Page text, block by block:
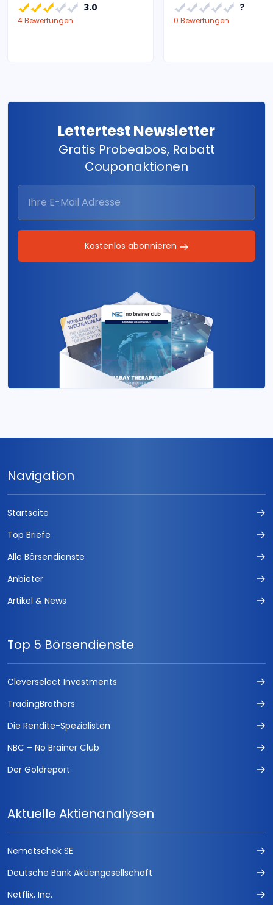
3.0
4 Bewertungen
?
0 Bewertungen
Lettertest Newsletter
Gratis Probeabos, Rabatt
Couponaktionen
Kostenlos abonnieren
Navigation
Startseite
Top Briefe
Alle Börsendienste
Anbieter
Artikel & News
Top 5 Börsendienste
Cleverselect Investments
TradingBrothers
Die Rendite-Spezialisten
NBC – No Brainer Club
Der Goldreport
Aktuelle Aktienanalysen
Nemetschek SE
Deutsche Bank Aktiengesellschaft
Netflix, Inc.